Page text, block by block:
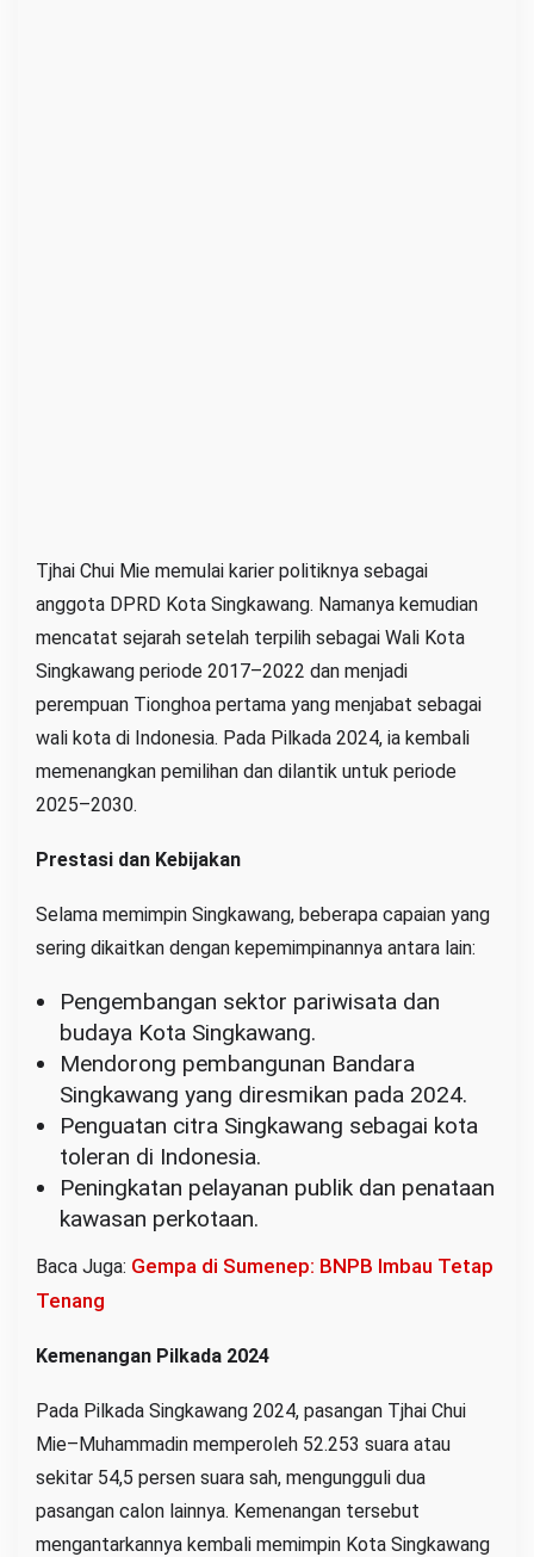
Tjhai Chui Mie memulai karier politiknya sebagai
anggota DPRD Kota Singkawang. Namanya kemudian
mencatat sejarah setelah terpilih sebagai Wali Kota
Singkawang periode 2017–2022 dan menjadi
perempuan Tionghoa pertama yang menjabat sebagai
wali kota di Indonesia. Pada Pilkada 2024, ia kembali
memenangkan pemilihan dan dilantik untuk periode
2025–2030.
Prestasi dan Kebijakan
Selama memimpin Singkawang, beberapa capaian yang
sering dikaitkan dengan kepemimpinannya antara lain:
Pengembangan sektor pariwisata dan
budaya Kota Singkawang.
Mendorong pembangunan Bandara
Singkawang yang diresmikan pada 2024.
Penguatan citra Singkawang sebagai kota
toleran di Indonesia.
Peningkatan pelayanan publik dan penataan
kawasan perkotaan.
Baca Juga: Gempa di Sumenep: BNPB Imbau Tetap
Tenang
Kemenangan Pilkada 2024
Pada Pilkada Singkawang 2024, pasangan Tjhai Chui
Mie–Muhammadin memperoleh 52.253 suara atau
sekitar 54,5 persen suara sah, mengungguli dua
pasangan calon lainnya. Kemenangan tersebut
mengantarkannya kembali memimpin Kota Singkawang